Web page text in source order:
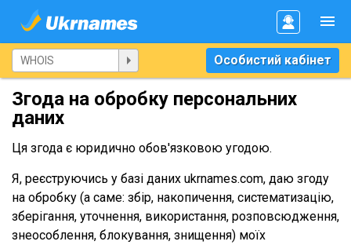
Особистий кабінет
Згода на обробку персональних
даних
Ця згода є юридично обов'язковою угодою.
Я, реєструючись у базі даних ukrnames.com, даю згоду
на обробку (а саме: збір, накопичення, систематизацію,
зберігання, уточнення, використання, розповсюдження,
знеособлення, блокування, знищення) моїх